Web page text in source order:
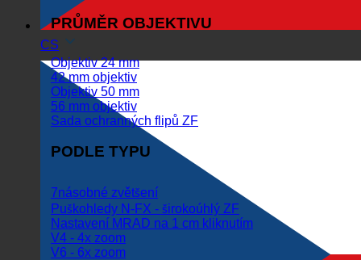
CS
PRŮMĚR OBJEKTIVU
Objektiv 24 mm
42 mm objektiv
Objektiv 50 mm
56 mm objektiv
Sada ochranných flipů ZF
PODLE TYPU
7násobné zvětšení
Puškohledy N-FX - širokoúhlý ZF
Nastavení MRAD na 1 cm kliknutím
V4 - 4x zoom
V6 - 6x zoom